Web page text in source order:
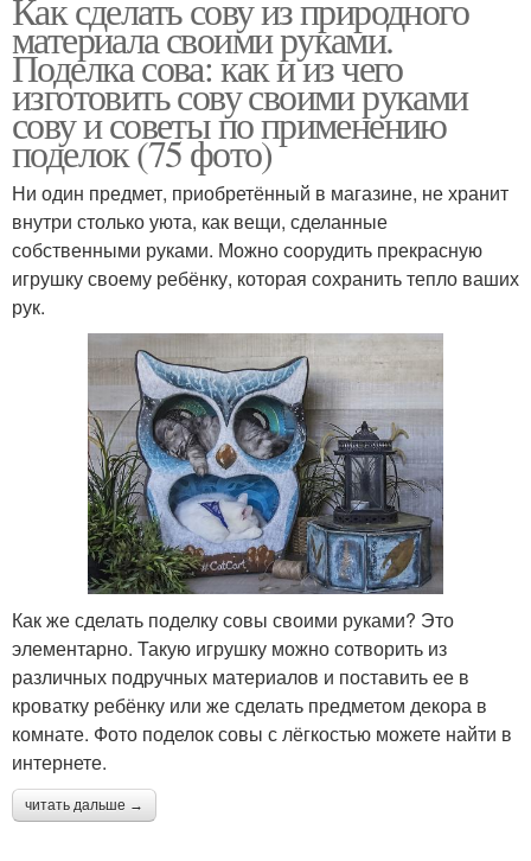
материала своими руками.
Поделка сова: как и из чего
изготовить сову своими руками
сову и советы по применению
поделок (75 фото)
Ни один предмет, приобретённый в магазине, не хранит
внутри столько уюта, как вещи, сделанные
собственными руками. Можно соорудить прекрасную
игрушку своему ребёнку, которая сохранить тепло ваших
рук.
Как же сделать поделку совы своими руками? Это
элементарно. Такую игрушку можно сотворить из
различных подручных материалов и поставить ее в
кроватку ребёнку или же сделать предметом декора в
комнате. Фото поделок совы с лёгкостью можете найти в
интернете.
читать дальше →